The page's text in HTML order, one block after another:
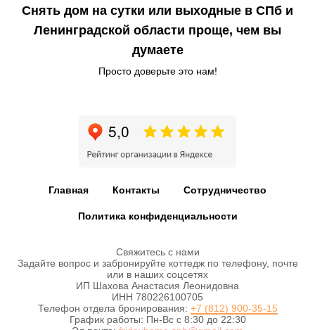
Снять дом на сутки или выходные в СПб и
Ленинградской области проще, чем вы
думаете
Просто доверьте это нам!
Главная Контакты Сотрудничество
Политика конфиденциальности
Свяжитесь с нами
Задайте вопрос и забронируйте коттедж по телефону, почте
или в наших соцсетях
ИП Шахова Анастасия Леонидовна
ИНН 780226100705
Телефон отдела бронирования: +7 (812) 900-35-15
График работы: Пн-Вс с 8:30 до 22:30